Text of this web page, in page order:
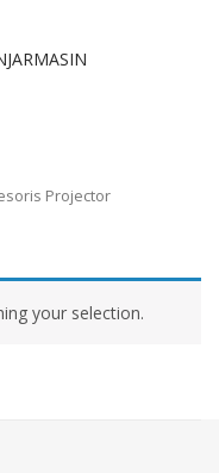
Projector
your selection.